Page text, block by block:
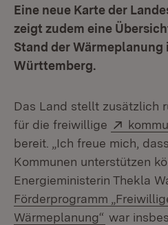
Eine neue Karte der
zeigt zudem eine
Stand der Wärmeplanung
Württemberg.
Das Land stellt zusätzlich
für die freiwillige
Extern:
bereit. „Ich freue mich,
Kommunen unterstützen
Energieministerin Thekla
Förderprogramm
Wärmeplanung“ (Öffnet in
war